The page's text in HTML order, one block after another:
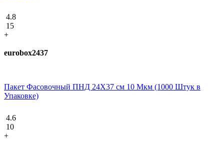
4.8
15
+
eurobox2437
Пакет Фасовочный ПНД 24X37 см 10 Мкм (1000 Штук в
Упаковке)
4.6
10
+